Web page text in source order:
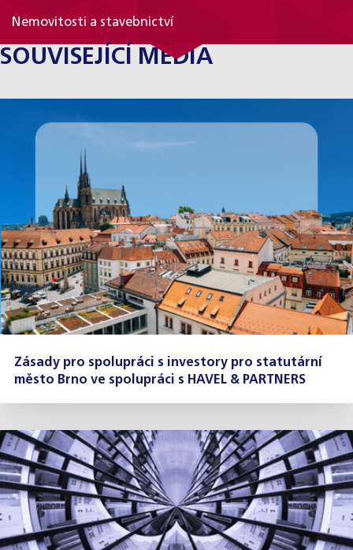
Nemovitosti a stavebnictví
SOUVISEJÍCÍ MÉDIA
Zásady pro spolupráci s investory pro statutární
město Brno ve spolupráci s HAVEL & PARTNERS